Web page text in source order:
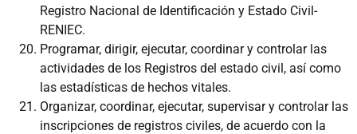
Registro Nacional de Identificación y Estado Civil-
RENIEC.
Programar, dirigir, ejecutar, coordinar y controlar las
actividades de los Registros del estado civil, así como
las estadísticas de hechos vitales.
Organizar, coordinar, ejecutar, supervisar y controlar las
inscripciones de registros civiles, de acuerdo con la